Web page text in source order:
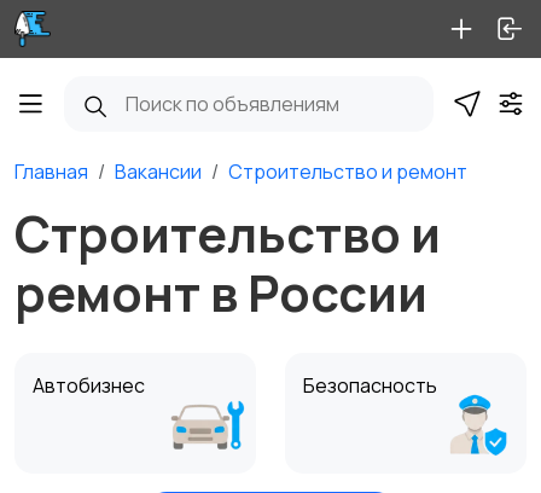
Главная Вакансии Строительство и ремонт
Строительство и
ремонт в России
Автобизнес Безопасность